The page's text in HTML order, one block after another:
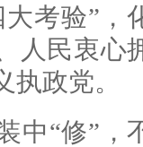
考验”，
人民衷心
政党。
中“修”，